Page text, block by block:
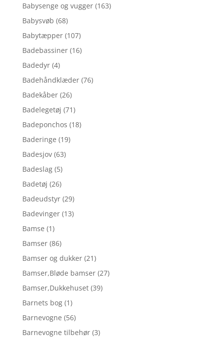
Babysenge og vugger (163)
Babysvøb (68)
Babytæpper (107)
Badebassiner (16)
Badedyr (4)
Badehåndklæder (76)
Badekåber (26)
Badelegetøj (71)
Badeponchos (18)
Baderinge (19)
Badesjov (63)
Badeslag (5)
Badetøj (26)
Badeudstyr (29)
Badevinger (13)
Bamse (1)
Bamser (86)
Bamser og dukker (21)
Bamser,Bløde bamser (27)
Bamser,Dukkehuset (39)
Barnets bog (1)
Barnevogne (56)
Barnevogne tilbehør (3)